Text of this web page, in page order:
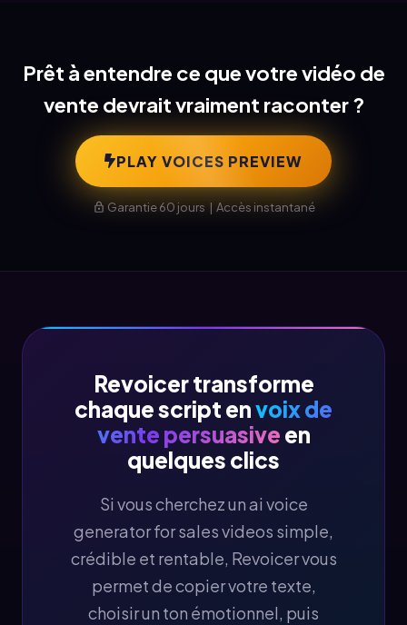
Prêt à entendre ce que votre vidéo de
vente devrait vraiment raconter ?
PLAY VOICES PREVIEW
Garantie 60 jours | Accès instantané
Revoicer transforme
chaque script envoix de
vente persuasive en
quelques clics
Si vous cherchez un ai voice
generator for sales videos simple,
crédible et rentable, Revoicer vous
permet de copier votre texte,
choisir un ton émotionnel, puis